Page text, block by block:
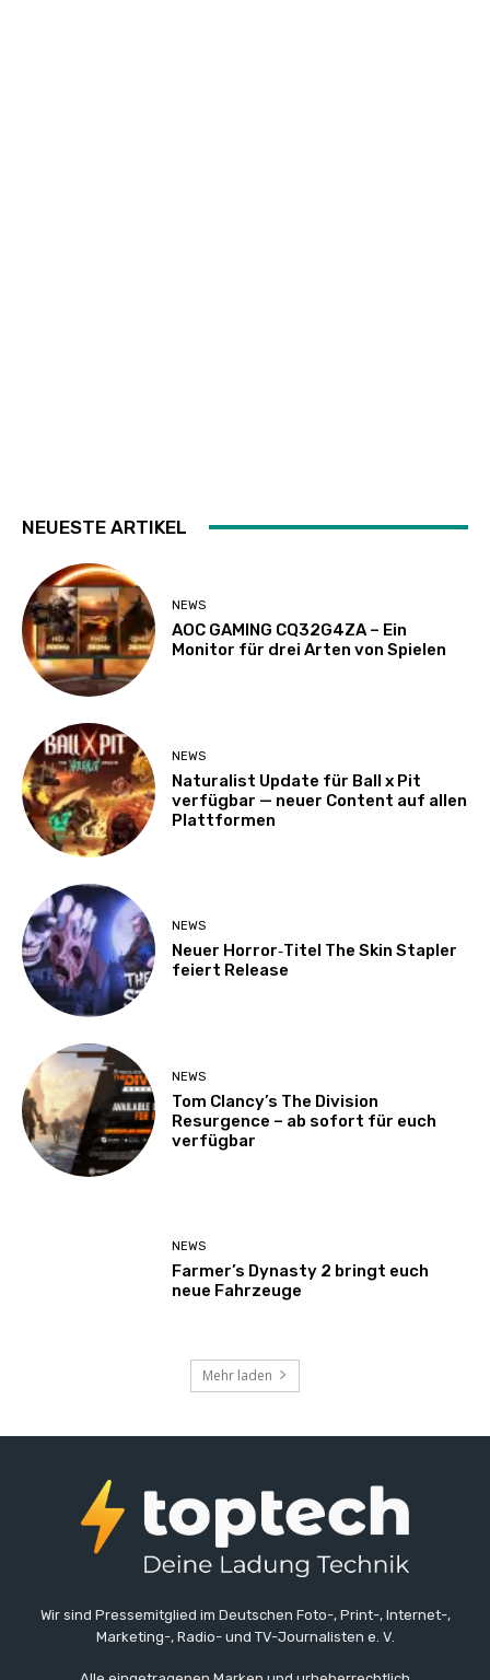
NEUESTE ARTIKEL
NEWS
AOC GAMING CQ32G4ZA – Ein
Monitor für drei Arten von Spielen
NEWS
Naturalist Update für Ball x Pit
verfügbar — neuer Content auf allen
Plattformen
NEWS
Neuer Horror‑Titel The Skin Stapler
feiert Release
NEWS
Tom Clancy’s The Division
Resurgence – ab sofort für euch
verfügbar
NEWS
Farmer’s Dynasty 2 bringt euch
neue Fahrzeuge
Mehr laden
Wir sind Pressemitglied im Deutschen Foto-, Print-, Internet-,
Marketing-, Radio- und TV-Journalisten e. V.